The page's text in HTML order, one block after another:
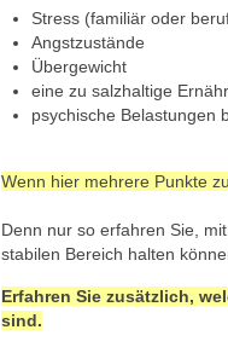
Stress (familiär oder
Angstzustände
Übergewicht
eine zu salzhaltige
psychische Belastungen
Wenn hier mehrere Punkte
Denn nur so erfahren Sie,
stabilen Bereich halten
Erfahren Sie zusätzlich,
sind.